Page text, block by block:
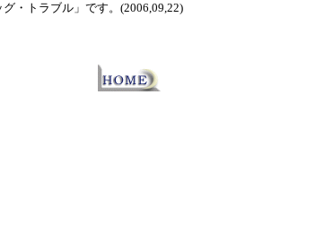
・トラブル」です。(2006,09,22)